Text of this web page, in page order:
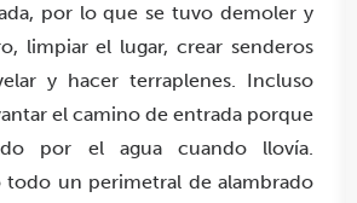
por lo que se tuvo demoler y
limpiar el lugar, crear senderos
y hacer terraplenes. Incluso
el camino de entrada porque
por el agua cuando llovía.
todo un perimetral de alambrado